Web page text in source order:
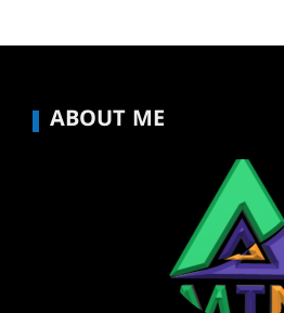
ABOUT ME